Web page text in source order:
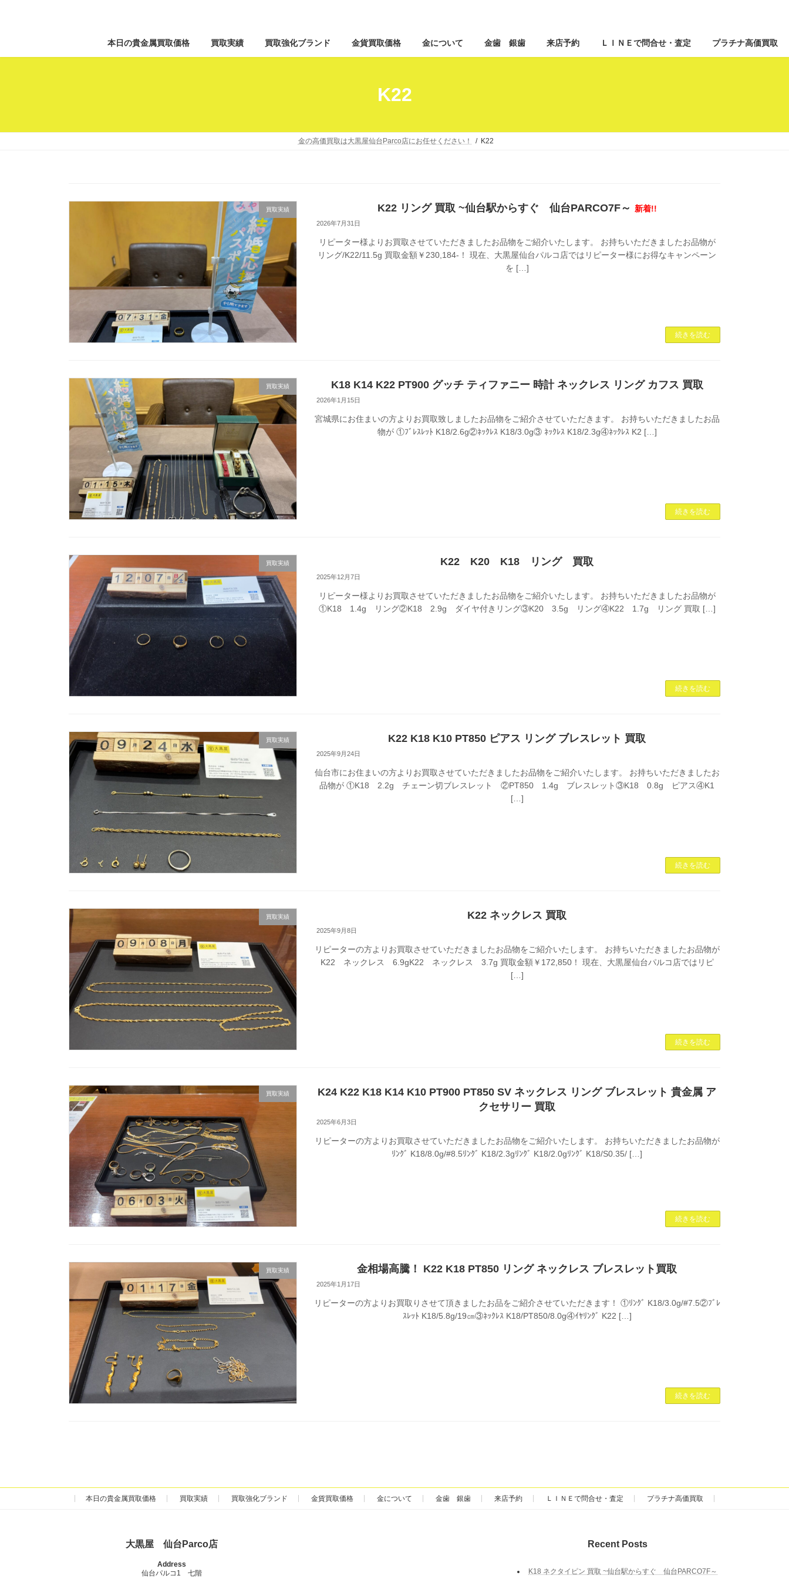
ン
テ
へ
ッ
プ
ビ
ゲ
ョ
移
動
本日の貴金属買取価格 買取実績 買取強化ブランド 金貨買取価格 金について 金歯 銀歯 来店予約 ＬＩＮＥで問合せ・査定 プラチナ高価買取
K22
金の高価買取は大黒屋仙台Parco店にお任せください！ K22
買取実績 K22 リング 買取 ~仙台駅からすぐ 仙台PARCO7F～ 新着!!
2026年7月31日
リピーター様よりお買取させていただきましたお品物をご紹介いたします。 お持ちいただきましたお品物が
リング/K22/11.5g 買取金額￥230,184-！ 現在、大黒屋仙台パルコ店ではリピーター様にお得なキャンペーン
を […]
続きを読む
買取実績 K18 K14 K22 PT900 グッチ ティファニー 時計 ネックレス リング カフス 買取
2026年1月15日
宮城県にお住まいの方よりお買取致しましたお品物をご紹介させていただきます。 お持ちいただきましたお品
物が ①ﾌﾞﾚｽﾚｯﾄ K18/2.6g②ﾈｯｸﾚｽ K18/3.0g③ ﾈｯｸﾚｽ K18/2.3g④ﾈｯｸﾚｽ K2 […]
続きを読む
買取実績 K22 K20 K18 リング 買取
2025年12月7日
リピーター様よりお買取させていただきましたお品物をご紹介いたします。 お持ちいただきましたお品物が
①K18 1.4g リング②K18 2.9g ダイヤ付きリング③K20 3.5g リング④K22 1.7g リング 買取 […]
続きを読む
買取実績 K22 K18 K10 PT850 ピアス リング ブレスレット 買取
2025年9月24日
仙台市にお住まいの方よりお買取させていただきましたお品物をご紹介いたします。 お持ちいただきましたお
品物が ①K18 2.2g チェーン切ブレスレット ②PT850 1.4g ブレスレット③K18 0.8g ピアス④K1
[…]
続きを読む
買取実績 K22 ネックレス 買取
2025年9月8日
リピーターの方よりお買取させていただきましたお品物をご紹介いたします。 お持ちいただきましたお品物が
K22 ネックレス 6.9gK22 ネックレス 3.7g 買取金額￥172,850！ 現在、大黒屋仙台パルコ店ではリピ
[…]
続きを読む
買取実績
K24 K22 K18 K14 K10 PT900 PT850 SV ネックレス リング ブレスレット 貴金属 ア
クセサリー 買取
2025年6月3日
リピーターの方よりお買取させていただきましたお品物をご紹介いたします。 お持ちいただきましたお品物が
ﾘﾝｸﾞ K18/8.0g/#8.5ﾘﾝｸﾞ K18/2.3gﾘﾝｸﾞ K18/2.0gﾘﾝｸﾞ K18/S0.35/ […]
続きを読む
買取実績 金相場高騰！ K22 K18 PT850 リング ネックレス ブレスレット買取
2025年1月17日
リピーターの方よりお買取りさせて頂きましたお品をご紹介させていただきます！ ①ﾘﾝｸﾞ K18/3.0g/#7.5②ﾌﾞﾚ
ｽﾚｯﾄ K18/5.8g/19㎝③ﾈｯｸﾚｽ K18/PT850/8.0g④ｲﾔﾘﾝｸﾞ K22 […]
続きを読む
本日の貴金属買取価格 買取実績 買取強化ブランド 金貨買取価格 金について 金歯 銀歯 来店予約 ＬＩＮＥで問合せ・査定 プラチナ高価買取
大黒屋 仙台Parco店
Address
仙台パルコ1 七階
Recent Posts
K18 ネクタイピン 買取 ~仙台駅からすぐ 仙台PARCO7F～